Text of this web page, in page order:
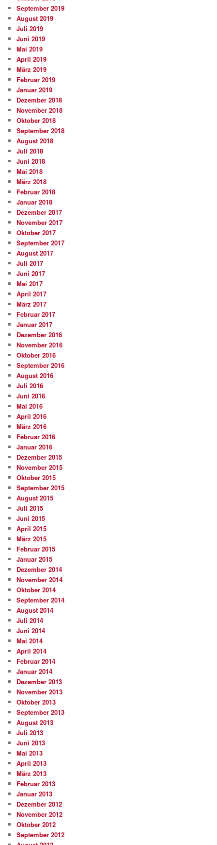
September 2019
August 2019
Juli 2019
Juni 2019
Mai 2019
April 2019
März 2019
Februar 2019
Januar 2019
Dezember 2018
November 2018
Oktober 2018
September 2018
August 2018
Juli 2018
Juni 2018
Mai 2018
März 2018
Februar 2018
Januar 2018
Dezember 2017
November 2017
Oktober 2017
September 2017
August 2017
Juli 2017
Juni 2017
Mai 2017
April 2017
März 2017
Februar 2017
Januar 2017
Dezember 2016
November 2016
Oktober 2016
September 2016
August 2016
Juli 2016
Juni 2016
Mai 2016
April 2016
März 2016
Februar 2016
Januar 2016
Dezember 2015
November 2015
Oktober 2015
September 2015
August 2015
Juli 2015
Juni 2015
April 2015
März 2015
Februar 2015
Januar 2015
Dezember 2014
November 2014
Oktober 2014
September 2014
August 2014
Juli 2014
Juni 2014
Mai 2014
April 2014
Februar 2014
Januar 2014
Dezember 2013
November 2013
Oktober 2013
September 2013
August 2013
Juli 2013
Juni 2013
Mai 2013
April 2013
März 2013
Februar 2013
Januar 2013
Dezember 2012
November 2012
Oktober 2012
September 2012